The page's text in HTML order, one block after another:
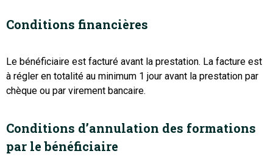
Conditions financières
Le bénéficiaire est facturé avant la prestation. La facture est
à régler en totalité au minimum 1 jour avant la prestation par
chèque ou par virement bancaire.
Conditions d’annulation des formations
par le bénéficiaire